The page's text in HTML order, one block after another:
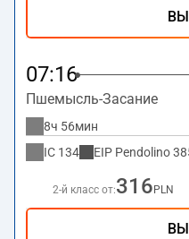
07:16
Пшемысль-Засание
8ч 56мин
IC 134 EIP Pendolino
2-й класс от:316 PLN